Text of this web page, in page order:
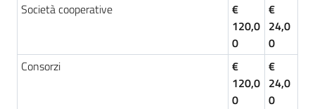
Società cooperative
€
120,0
0
€
24,0
0
Consorzi
€
120,0
0
€
24,0
0